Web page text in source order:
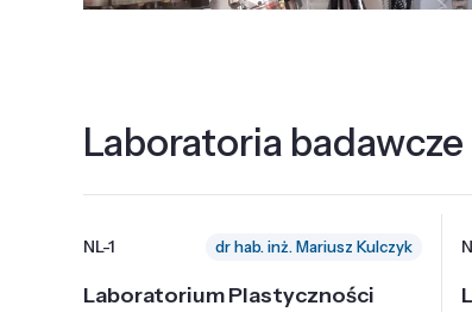
Laboratoria badawcze
NL-1 dr hab. inż. Mariusz Kulczyk
Laboratorium Plastyczności